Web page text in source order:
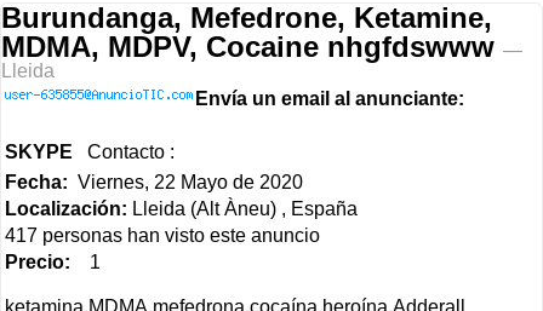
Burundanga, Mefedrone, Ketamine,
MDMA, MDPV, Cocaine nhgfdswww —
Lleida
Envía un email al anunciante:
SKYPE Contacto :
Fecha: Viernes, 22 Mayo de 2020
Localización: Lleida (Alt Àneu) , España
417 personas han visto este anuncio
Precio: 1